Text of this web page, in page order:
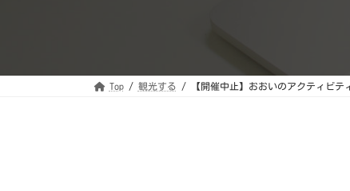
Top 観光する 【開催中止】おおいのアクティビテ